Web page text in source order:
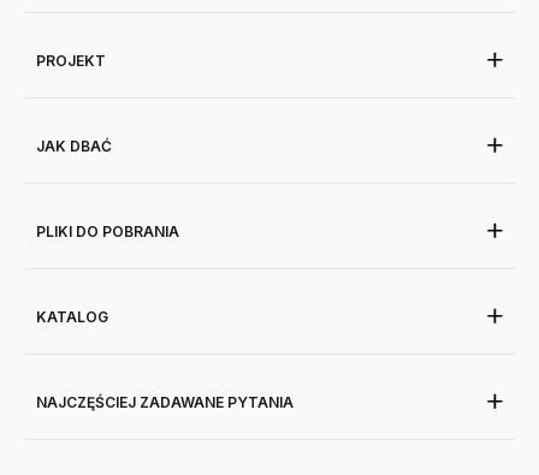
PROJEKT
JAK DBAĆ
PLIKI DO POBRANIA
KATALOG
NAJCZĘŚCIEJ ZADAWANE PYTANIA